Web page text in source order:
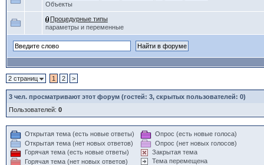
Объекты
Процедурные типы
параметры и переменные
2 страниц 1 2 >
3чел. просматривают этот форум (гостей: 3, скрытых пользователей: 0)
Пользователей: 0
Открытая тема (есть новые ответы)
Открытая тема (нет новых ответов)
Горячая тема (есть новые ответы)
Горячая тема (нет новых ответов)
Опрос (есть новые голоса)
Опрос (нет новых голосов)
Закрытая тема
Тема перемещена